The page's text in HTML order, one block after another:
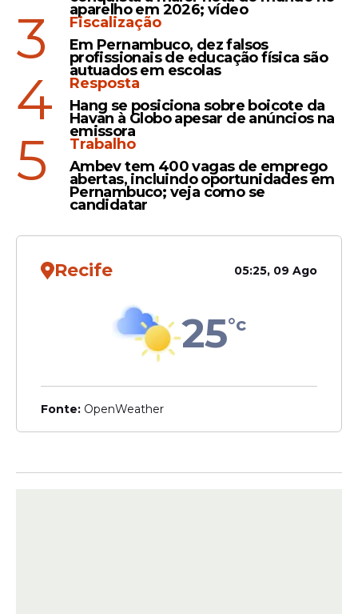
Mega-Sena 3005: Apostas
em Pernambuco faturam
mais de R$ 70 mil; veja
resultado
Mega-Sena
Resultado da Mega-Sena
3005 (07/05): acumula e
prêmio sobe para R$ 45
Veja Também
AsapostasnaMega-Senapodem ser feitas
aparelho em 2026; vídeo
3
Fiscalização
Em Pernambuco, dez falsos
profissionais de educação física são
autuados em escolas
4
Resposta
Hang se posiciona sobre boicote da
Havan à Globo apesar de anúncios na
emissora
5
Trabalho
Ambev tem 400 vagas de emprego
abertas, incluindo oportunidades em
Pernambuco; veja como se
candidatar
Recife 05:25, 09 Ago
25°c
Fonte: OpenWeather